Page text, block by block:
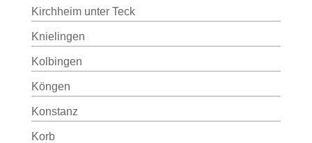
Kirchheim unter Teck
Knielingen
Kolbingen
Köngen
Konstanz
Korb